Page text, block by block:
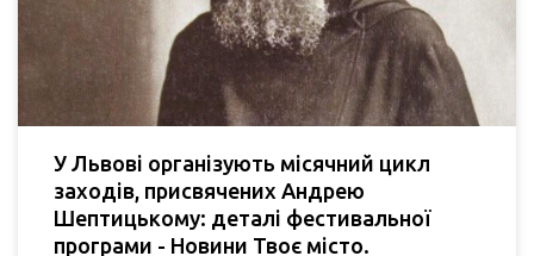
У Львові організують місячний цикл
заходів, присвячених Андрею
Шептицькому: деталі фестивальної
програми - Новини Твоє місто.